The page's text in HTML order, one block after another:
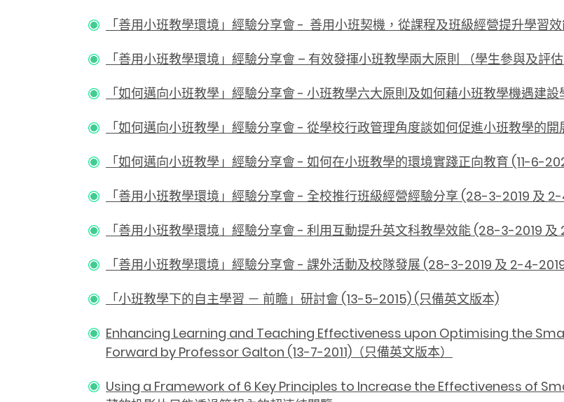
「善用小班教學環境」經驗分享會 - 善用小班契機，從課程及班級經營提升學習
「善用小班教學環境」經驗分享會 – 有效發揮小班教學兩大原則 （學生參與及評
「如何邁向小班教學」經驗分享會 - 小班教學六大原則及如何藉小班教學機遇建
「如何邁向小班教學」經驗分享會 - 從學校行政管理角度談如何促進小班教學的
「如何邁向小班教學」經驗分享會 - 如何在小班教學的環境實踐正向教育 (11-6-
「善用小班教學環境」經驗分享會 - 全校推行班級經營經驗分享 (28-3-2019 及
「善用小班教學環境」經驗分享會 - 利用互動提升英文科教學效能 (28-3-2019
「善用小班教學環境」經驗分享會 - 課外活動及校隊發展 (28-3-2019 及 2-4-
「小班教學下的自主學習 － 前瞻」研討會 (13-5-2015) (只備英文版本)
Enhancing Learning and Teaching Effectiveness upon Optimising the
Forward by Professor Galton (13-7-2011)（只備英文版本）
Using a Framework of 6 Key Principles to Increase the Effectiveness of